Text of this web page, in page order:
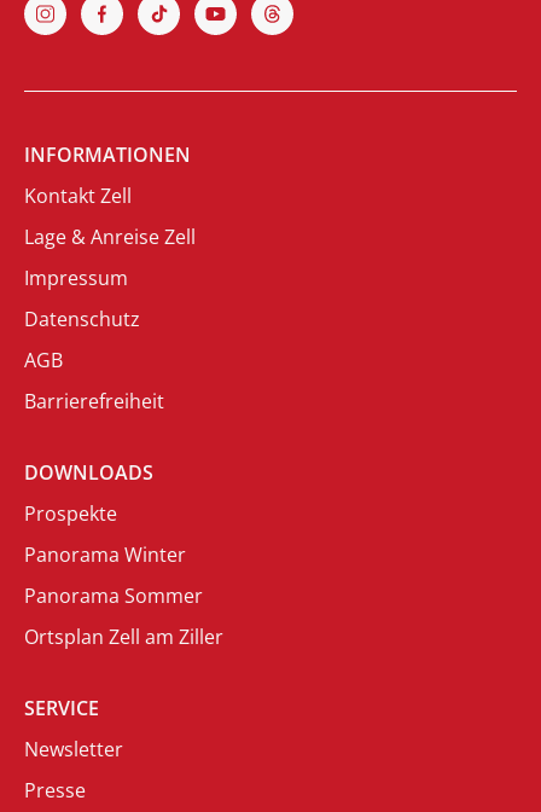
INFORMATIONEN
Kontakt Zell
Lage & Anreise Zell
Impressum
Datenschutz
AGB
Barrierefreiheit
DOWNLOADS
Prospekte
Panorama Winter
Panorama Sommer
Ortsplan Zell am Ziller
SERVICE
Newsletter
Presse